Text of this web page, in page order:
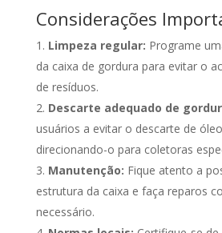
Considerações
Limpeza regular: Programe
da caixa de gordura para evitar o
de resíduos.
Descarte adequado de
usuários a evitar o descarte de
direcionando-o para coletoras
Manutenção: Fique atento a
estrutura da caixa e faça reparos
necessário.